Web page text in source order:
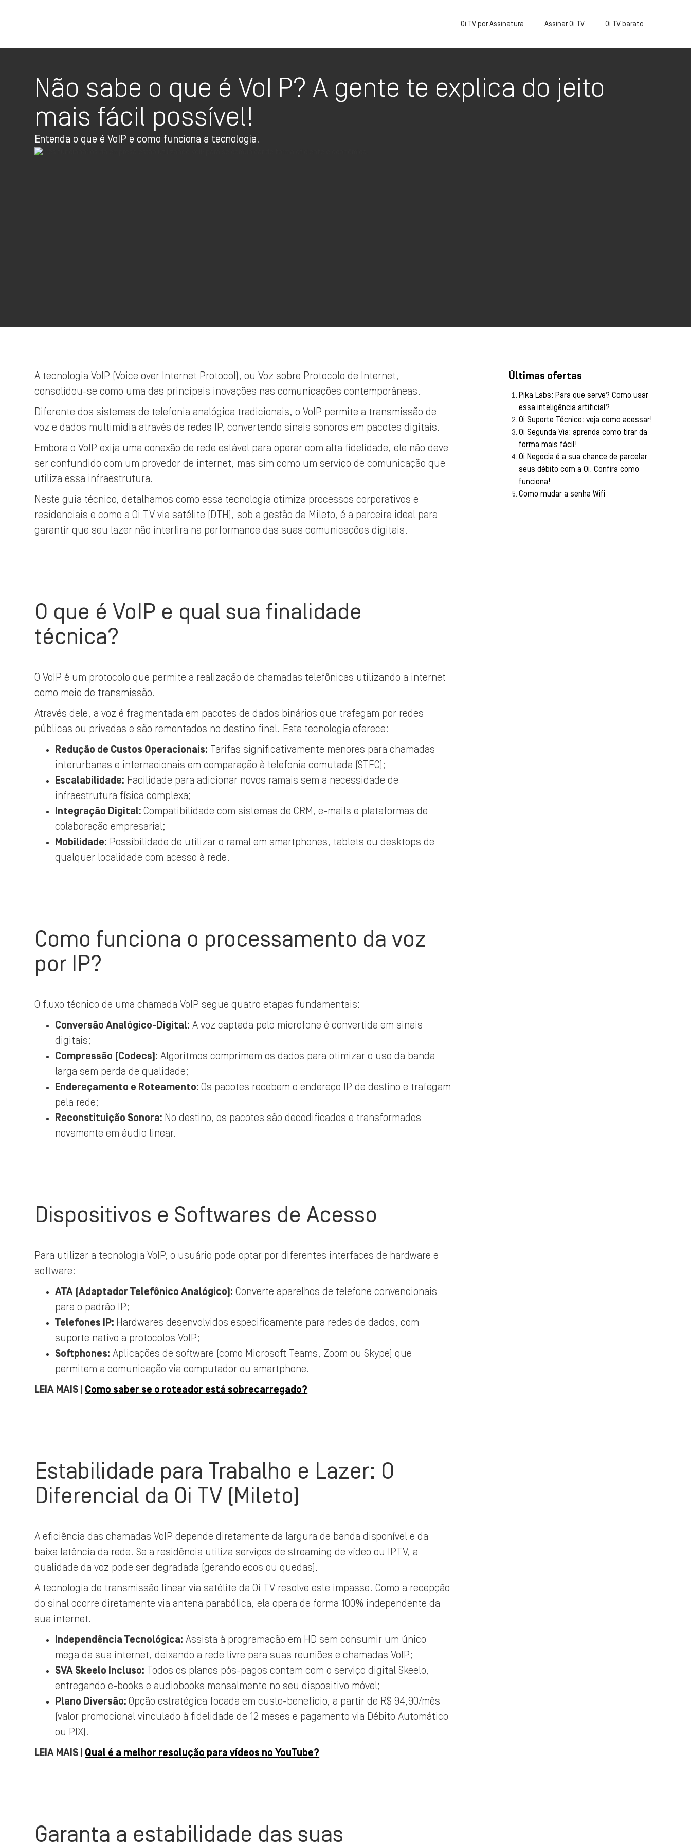
Oi TV por Assinatura Assinar Oi TV Oi TV barato
Não sabe o que é VoI P? A gente te explica do jeito
mais fácil possível!
Entenda o que é VoIP e como funciona a tecnologia.
A tecnologia VoIP (Voice over Internet Protocol), ou Voz sobre Protocolo de Internet,
consolidou-se como uma das principais inovações nas comunicações contemporâneas.
Diferente dos sistemas de telefonia analógica tradicionais, o VoIP permite a transmissão de
voz e dados multimídia através de redes IP, convertendo sinais sonoros em pacotes digitais.
Embora o VoIP exija uma conexão de rede estável para operar com alta fidelidade, ele não deve
ser confundido com um provedor de internet, mas sim como um serviço de comunicação que
utiliza essa infraestrutura.
Neste guia técnico, detalhamos como essa tecnologia otimiza processos corporativos e
residenciais e como a Oi TV via satélite (DTH), sob a gestão da Mileto, é a parceira ideal para
garantir que seu lazer não interfira na performance das suas comunicações digitais.
O que é VoIP e qual sua finalidade
técnica?
O VoIP é um protocolo que permite a realização de chamadas telefônicas utilizando a internet
como meio de transmissão.
Através dele, a voz é fragmentada em pacotes de dados binários que trafegam por redes
públicas ou privadas e são remontados no destino final. Esta tecnologia oferece:
Redução de Custos Operacionais: Tarifas significativamente menores para chamadas
interurbanas e internacionais em comparação à telefonia comutada (STFC);
Escalabilidade: Facilidade para adicionar novos ramais sem a necessidade de
infraestrutura física complexa;
Integração Digital:Compatibilidade com sistemas de CRM, e-mails e plataformas de
colaboração empresarial;
Mobilidade: Possibilidade de utilizar o ramal em smartphones, tablets ou desktops de
qualquer localidade com acesso à rede.
Como funciona o processamento da voz
por IP?
O fluxo técnico de uma chamada VoIP segue quatro etapas fundamentais:
Conversão Analógico-Digital: A voz captada pelo microfone é convertida em sinais
digitais;
Compressão (Codecs): Algoritmos comprimem os dados para otimizar o uso da banda
larga sem perda de qualidade;
Endereçamento e Roteamento:Os pacotes recebem o endereço IP de destino e trafegam
pela rede;
Reconstituição Sonora: No destino, os pacotes são decodificados e transformados
novamente em áudio linear.
Dispositivos e Softwares de Acesso
Para utilizar a tecnologia VoIP, o usuário pode optar por diferentes interfaces de hardware e
software:
ATA (Adaptador Telefônico Analógico): Converte aparelhos de telefone convencionais
para o padrão IP;
Telefones IP: Hardwares desenvolvidos especificamente para redes de dados, com
suporte nativo a protocolos VoIP;
Softphones: Aplicações de software (como Microsoft Teams, Zoom ou Skype) que
permitem a comunicação via computador ou smartphone.
LEIA MAIS | Como saber se o roteador está sobrecarregado?
Estabilidade para Trabalho e Lazer: O
Diferencial da Oi TV (Mileto)
A eficiência das chamadas VoIP depende diretamente da largura de banda disponível e da
baixa latência da rede. Se a residência utiliza serviços de streaming de vídeo ou IPTV, a
qualidade da voz pode ser degradada (gerando ecos ou quedas).
A tecnologia de transmissão linear via satélite da Oi TV resolve este impasse. Como a recepção
do sinal ocorre diretamente via antena parabólica, ela opera de forma 100% independente da
sua internet.
Independência Tecnológica: Assista à programação em HD sem consumir um único
mega da sua internet, deixando a rede livre para suas reuniões e chamadas VoIP;
SVA Skeelo Incluso: Todos os planos pós-pagos contam com o serviço digital Skeelo,
entregando e-books e audiobooks mensalmente no seu dispositivo móvel;
Plano Diversão:Opção estratégica focada em custo-benefício, a partir de R$ 94,90/mês
(valor promocional vinculado à fidelidade de 12 meses e pagamento via Débito Automático
ou PIX).
LEIA MAIS | Qual é a melhor resolução para vídeos no YouTube?
Garanta a estabilidade das suas
Últimas ofertas
Pika Labs: Para que serve? Como usar
essa inteligência artificial?
Oi Suporte Técnico: veja como acessar!
Oi Segunda Via: aprenda como tirar da
forma mais fácil!
Oi Negocia é a sua chance de parcelar
seus débito com a Oi. Confira como
funciona!
Como mudar a senha Wifi